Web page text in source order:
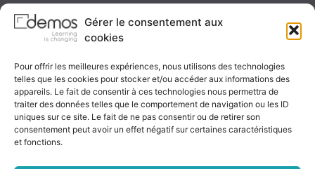
Gérer le consentement aux
cookies
Pour offrir les meilleures expériences, nous utilisons des technologies
telles que les cookies pour stocker et/ou accéder aux informations des
appareils. Le fait de consentir à ces technologies nous permettra de
traiter des données telles que le comportement de navigation ou les ID
uniques sur ce site. Le fait de ne pas consentir ou de retirer son
consentement peut avoir un effet négatif sur certaines caractéristiques
et fonctions.
Presse
Catalogues
Aide
Nous contacter
Nous trouver
Préparer sa formation
Sessions garanties
Qualité & certification